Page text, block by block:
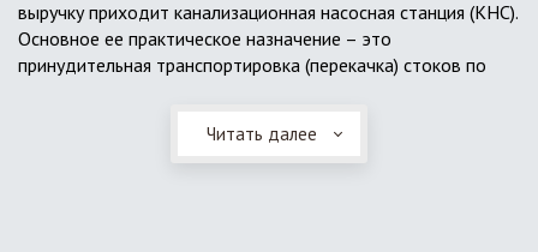
каждого владельца загородного дома. Чтобы выполнить
установку кессонов, погребов и колодцев, вам непременно
следует воспользоваться услугами специалистов нашей
компании. Мы максимально оперативно и качественно
проведем весь комплекс изыскательских мероприятий,
выполним необходимые расчеты и проектирование,
выручку приходит канализационная насосная станция (КНС).
Основное ее практическое назначение – это
принудительная транспортировка (перекачка) стоков по
Такая станция может позиционироваться как в подвальном
помещении дома, так и функционировать в условиях
Читать далее